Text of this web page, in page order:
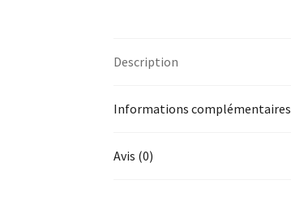
Description
Informations complémentaires
Avis (0)